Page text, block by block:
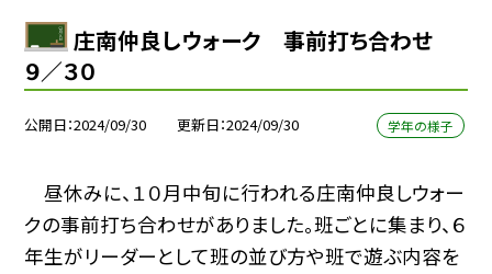
庄南仲良しウォーク 事前打ち合わせ
９／３０
公開日 2024/09/30 更新日 2024/09/30 学年の様子
昼休みに、１０月中旬に行われる庄南仲良しウォー
クの事前打ち合わせがありました。班ごとに集まり、６
年生がリーダーとして班の並び方や班で遊ぶ内容を